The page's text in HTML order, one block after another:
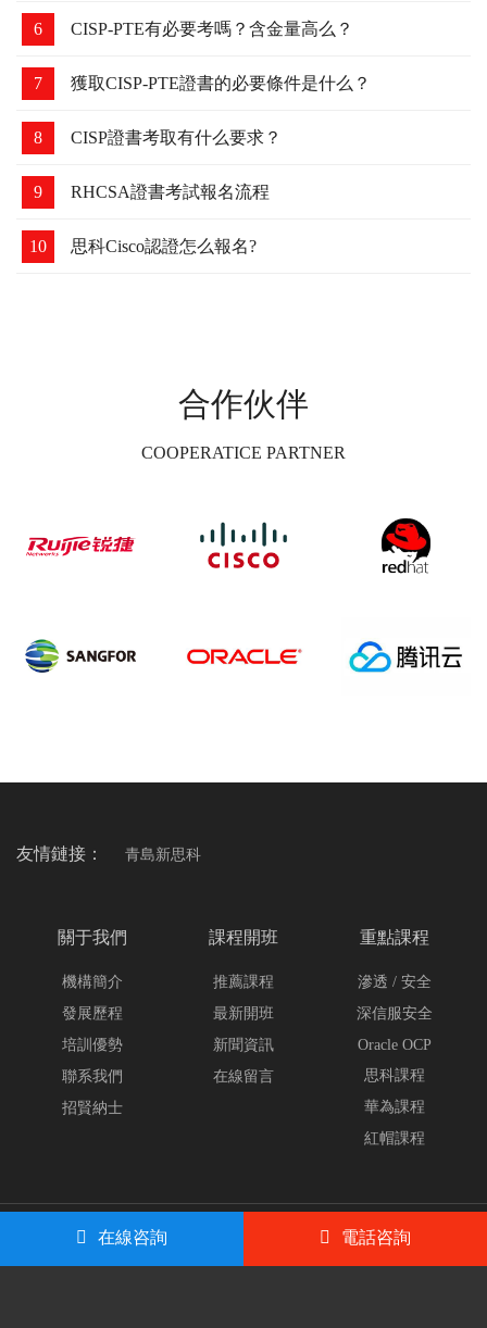
6 CISP-PTE有必要考嗎？含金量高么？
7 獲取CISP-PTE證書的必要條件是什么？
8 CISP證書考取有什么要求？
9 RHCSA證書考試報名流程
10 思科Cisco認證怎么報名?
合作伙伴
COOPERATICE PARTNER
友情鏈接： 青島新思科
關于我們
機構簡介
發展歷程
培訓優勢
聯系我們
招賢納士
課程開班
推薦課程
最新開班
新聞資訊
在線留言
重點課程
滲透 / 安全
深信服安全
Oracle OCP
思科課程
華為課程
紅帽課程
Copyright ? 2023 All Rights Reserved
【官網】青島尚文網
在線咨詢 電話咨詢